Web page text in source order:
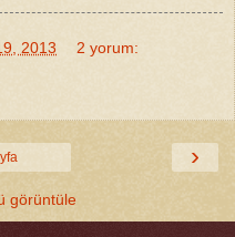
2013 2 yorum:
›
görüntüle